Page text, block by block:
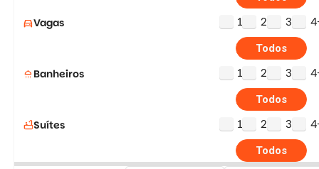
directions_carVagas 1 2 3
Todos
shower Banheiros 1 2 3
Todos
bathtubSuítes 1 2 3
Todos